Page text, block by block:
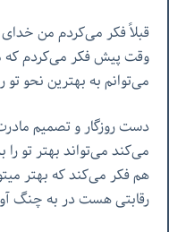
قبلاً فکر می‌کردم من
وقت پیش فکر می‌کردم که
می‌توانم به بهترین نحو تو
دست روزگار و تصمیم
می‌کند می‌تواند بهتر تو
هم فکر می‌کند که بهتر
رقابتی هست در به چنگ